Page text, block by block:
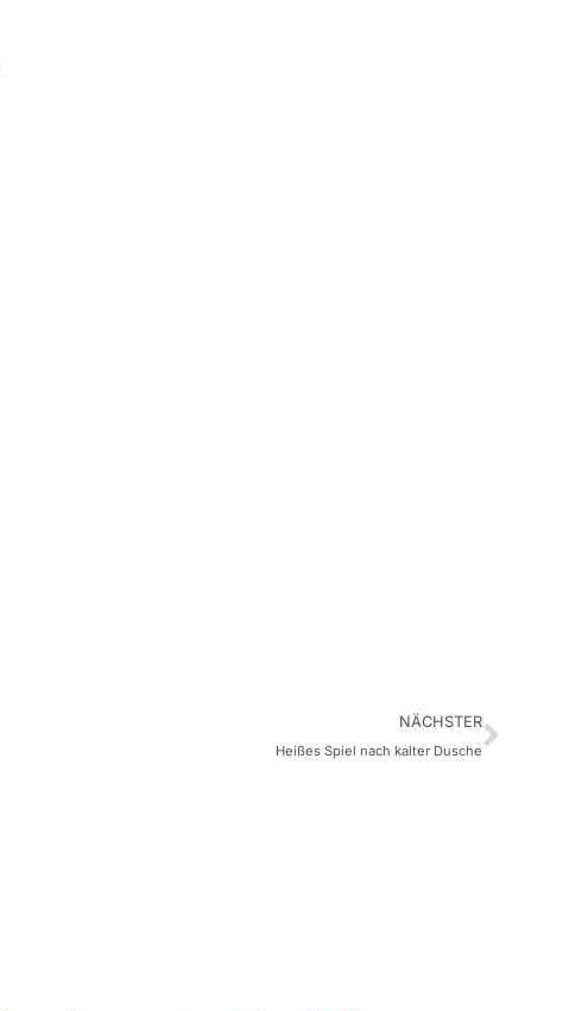
NÄCHSTER
Heißes Spiel nach kalter Dusche